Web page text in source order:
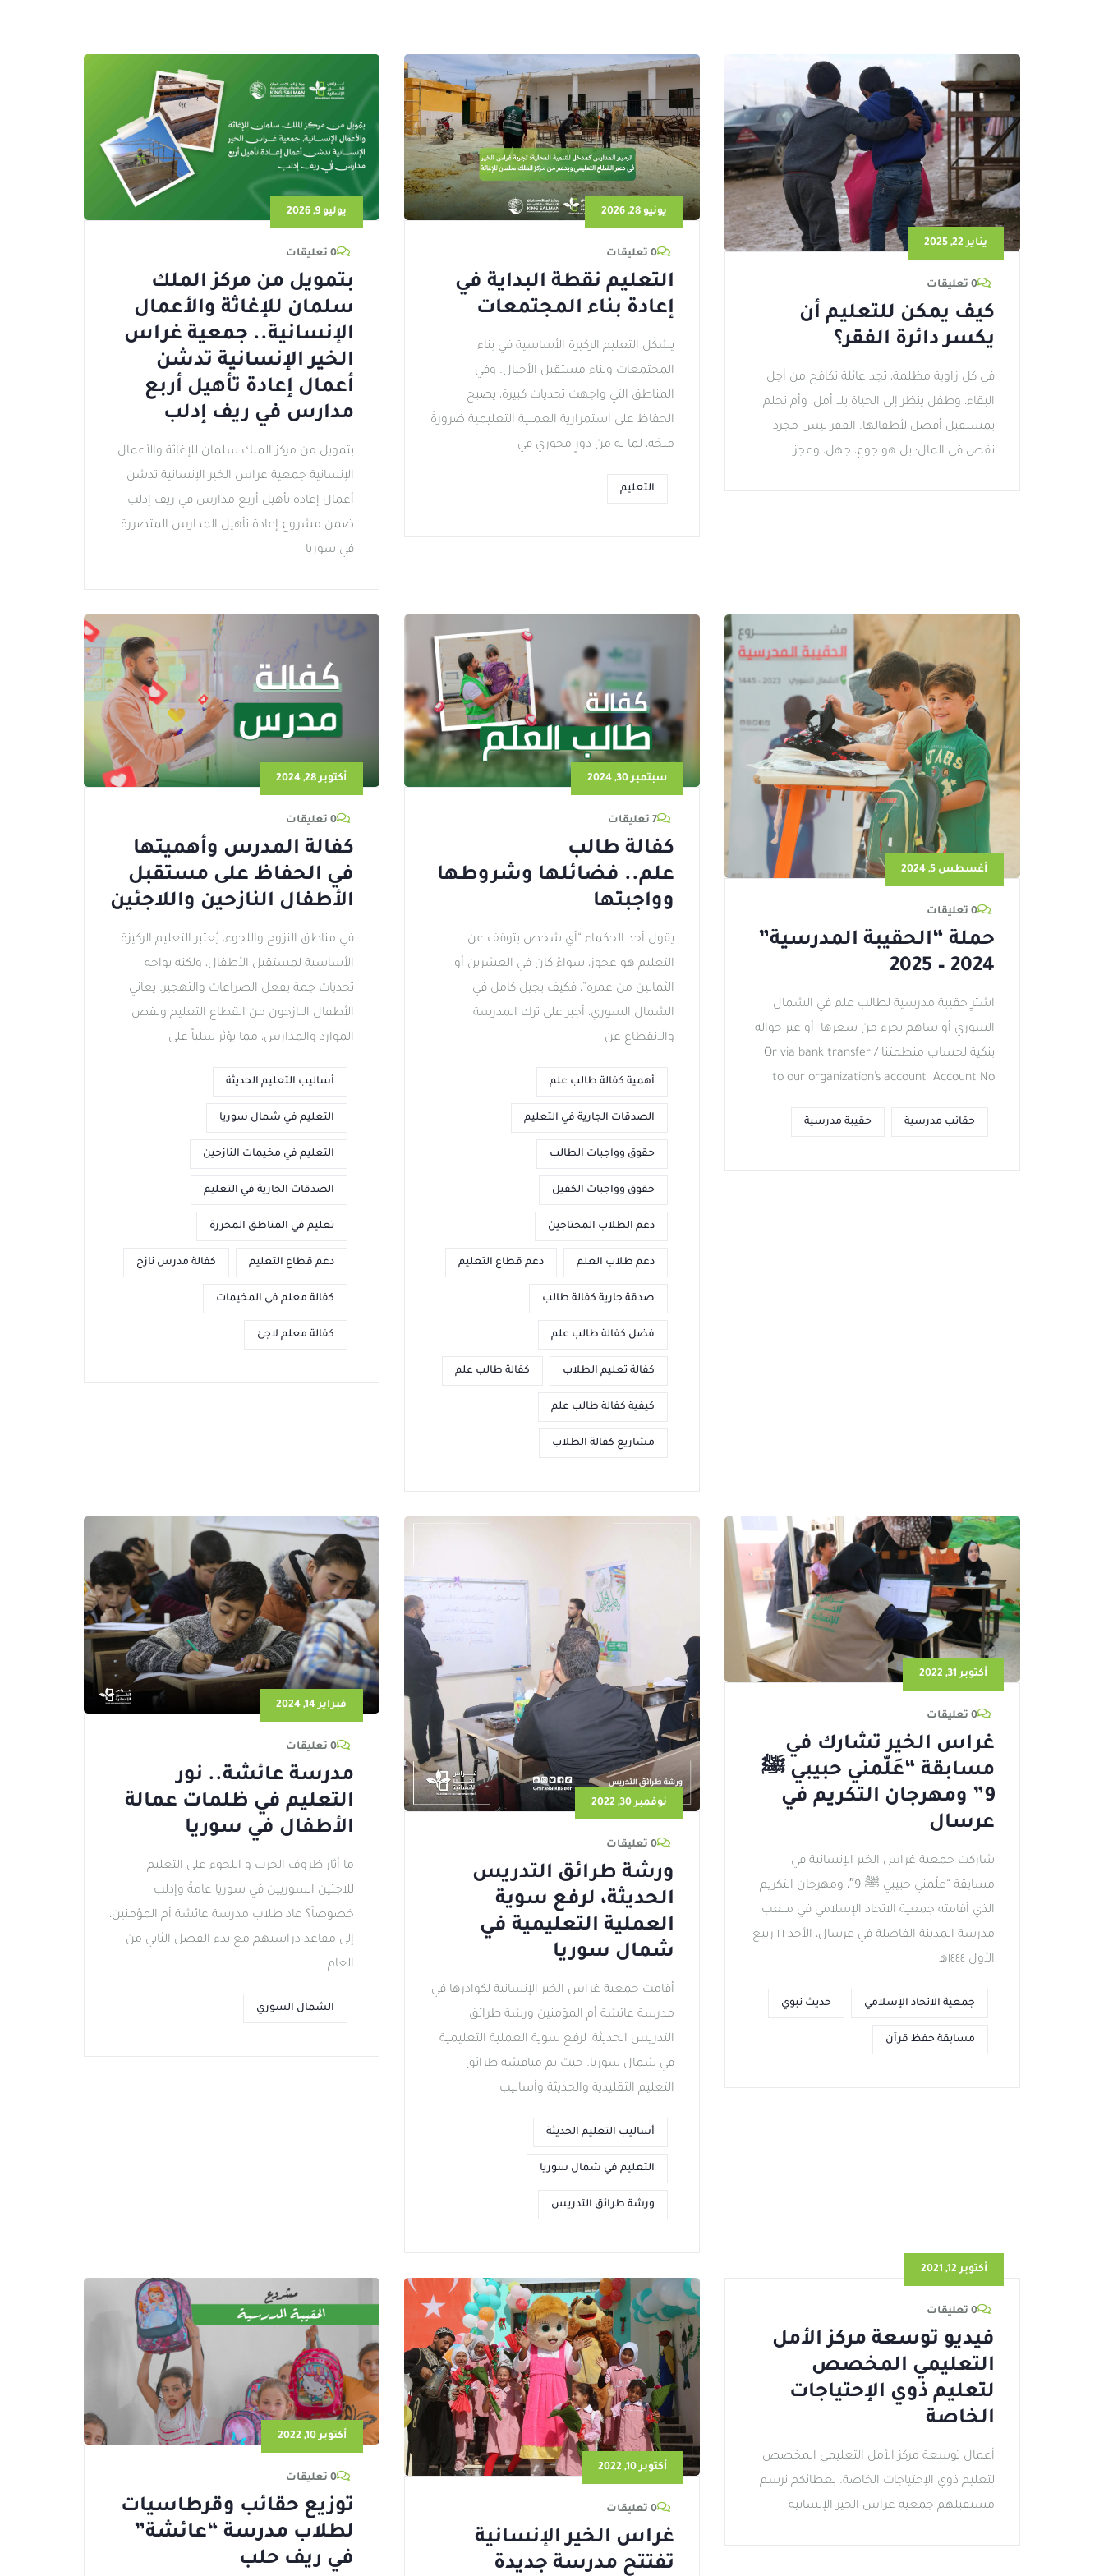
يوليو 9, 2026
0 تعليقات
بتمويل من مركز الملك
سلمان للإغاثة والأعمال
الإنسانية.. جمعية غراس
الخير الإنسانية تدشن
أعمال إعادة تأهيل أربع
مدارس في ريف إدلب
بتمويل من مركز الملك سلمان للإغاثة والأعمال
الإنسانية جمعية غراس الخير الإنسانية تدشن
أعمال إعادة تأهيل أربع مدارس في ريف إدلب
ضمن مشروع إعادة تأهيل المدارس المتضررة
في سوريا
يونيو 28, 2026
0 تعليقات
التعليم نقطة البداية في
إعادة بناء المجتمعات
يشكّل التعليم الركيزة الأساسية في بناء
المجتمعات وبناء مستقبل الأجيال. وفي
المناطق التي واجهت تحديات كبيرة، يصبح
الحفاظ على استمرارية العملية التعليمية ضرورةً
ملحّة، لما له من دورٍ محوري في
التعليم
يناير 22, 2025
0 تعليقات
كيف يمكن للتعليم أن
يكسر دائرة الفقر؟
في كل زاوية مظلمة، تجد عائلة تكافح من أجل
البقاء، وطفل ينظر إلى الحياة بلا أمل، وأم تحلم
بمستقبل أفضل لأطفالها. الفقر ليس مجرد
نقص في المال؛ بل هو جوع، جهل، وعجز
أكتوبر 28, 2024
0 تعليقات
كفالة المدرس وأهميتها
في الحفاظ على مستقبل
الأطفال النازحين واللاجئين
في مناطق النزوح واللجوء، يُعتبر التعليم الركيزة
الأساسية لمستقبل الأطفال، ولكنه يواجه
تحديات جمة بفعل الصراعات والتهجير. يعاني
الأطفال النازحون من انقطاع التعليم ونقص
الموارد والمدارس، مما يؤثر سلباً على
أساليب التعليم الحديثة
التعليم في شمال سوريا
التعليم في مخيمات النازحين
الصدقات الجارية في التعليم
تعليم في المناطق المحررة
دعم قطاع التعليم كفالة مدرس نازح
كفالة معلم في المخيمات
كفالة معلم لاجئ
سبتمبر 30, 2024
7 تعليقات
كفالة طالب
علم.. فضائلها وشروطها
وواجبتها
يقول أحد الحكماء “أي شخص يتوقف عن
التعليم هو عجوز، سواءً كان في العشرين أو
الثمانين من عمره”، فكيف بجيل كامل في
الشمال السوري، أجبر على ترك المدرسة
والانقطاع عن
أهمية كفالة طالب علم
الصدقات الجارية في التعليم
حقوق وواجبات الطالب
حقوق وواجبات الكفيل
دعم الطلاب المحتاجين
دعم طلاب العلم دعم قطاع التعليم
صدقة جارية كفالة طالب
فضل كفالة طالب علم
كفالة تعليم الطلاب كفالة طالب علم
كيفية كفالة طالب علم
مشاريع كفالة الطلاب
أغسطس 5, 2024
0 تعليقات
حملة “الحقيبة المدرسية”
2024 – 2025
اشترِ حقيبة مدرسية لطالب علم في الشمال
السوري أو ساهم بجزء من سعرها أو عبر حوالة
بنكية لحساب منظمتنا / Or via bank transfer
to our organization’s account Account No
حقائب مدرسية حقيبة مدرسية
فبراير 14, 2024
0 تعليقات
مدرسة عائشة.. نور
التعليم في ظلمات عمالة
الأطفال في سوريا
ما أثار ظروف الحرب و اللجوء على التعليم
للاجئين السوريين في سوريا عامةً وإدلب
خصوصاً؟ عاد طلاب مدرسة عائشة أم المؤمنين،
إلى مقاعد دراستهم مع بدء الفصل الثاني من
العام
الشمال السوري
نوفمبر 30, 2022
0 تعليقات
ورشة طرائق التدريس
الحديثة، لرفع سوية
العملية التعليمية في
شمال سوريا
أقامت جمعية غراس الخير الإنسانية لكوادرها في
مدرسة عائشة أم المؤمنين ورشة طرائق
التدريس الحديثة، لرفع سوية العملية التعليمية
في شمال سوريا. حيث تم مناقشة طرائق
التعليم التقليدية والحديثة وأساليب
أساليب التعليم الحديثة
التعليم في شمال سوريا
ورشة طرائق التدريس
أكتوبر 31, 2022
0 تعليقات
غراس الخير تشارك في
مسابقة “عَلّمني حبيبي ﷺ
9” ومهرجان التكريم في
عرسال
شاركت جمعية غراس الخير الإنسانية في
مسابقة “عَلّمني حبيبي ﷺ 9″، ومهرجان التكريم
الذي أقامته جمعية الاتحاد الإسلامي في ملعب
مدرسة المدينة الفاضلة في عرسال، الأحد ٢١ ربيع
الأول ١٤٤٤ه‍
جمعية الاتحاد الإسلامي حديث نبوي
مسابقة حفظ قرآن
أكتوبر 10, 2022
0 تعليقات
توزيع حقائب وقرطاسيات
لطلاب مدرسة “عائشة”
في ريف حلب
أكتوبر 10, 2022
0 تعليقات
غراس الخير الإنسانية
تفتتح مدرسة جديدة
أكتوبر 12, 2021
0 تعليقات
فيديو توسعة مركز الأمل
التعليمي المخصص
لتعليم ذوي الإحتياجات
الخاصة
أعمال توسعة مركز الأمل التعليمي المخصص
لتعليم ذوي الإحتياجات الخاصة. بعطائكم نرسم
مستقبلهم جمعية غراس الخير الإنسانية